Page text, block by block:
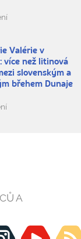
Valérie v
více než litinová
slovenským a
břehem Dunaje
A